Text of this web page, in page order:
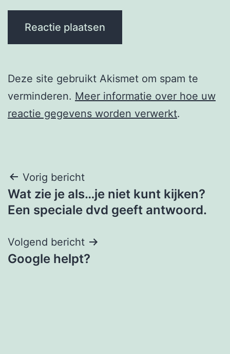
Deze site gebruikt Akismet om spam te
verminderen. Meer informatie over hoe uw
reactie gegevens worden verwerkt.
Berichtnavigatie
Vorig bericht
Wat zie je als…je niet kunt kijken?
Een speciale dvd geeft antwoord.
Volgend bericht
Google helpt?